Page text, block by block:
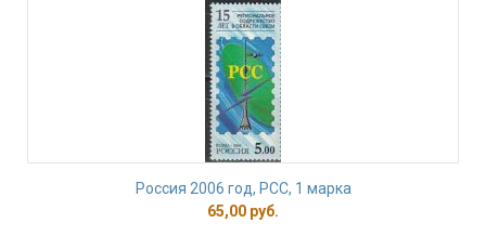
Россия 2006 год, РСС, 1 марка
65,00 руб.